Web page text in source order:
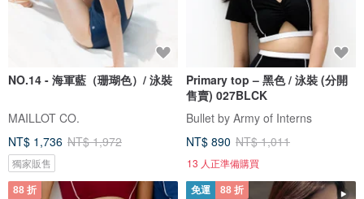
NO.14 - 海軍藍（珊瑚色）/ 泳裝
MAILLOT CO.
NT$ 1,736 NT$ 1,972
獨家販售
Primary top – 黑色 / 泳裝 (分開
售賣) 027BLCK
Bullet by Army of Interns
NT$ 890 NT$ 1,011
13 人正準備購買
88 折 免運 88 折